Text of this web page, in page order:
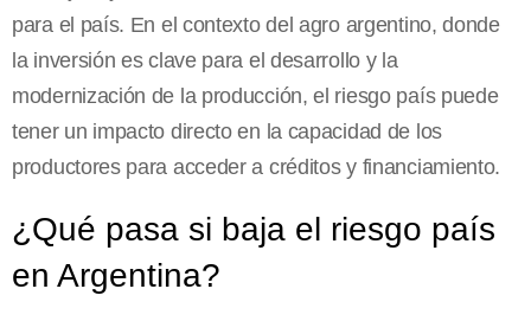
para el país. En el contexto del agro argentino, donde
la inversión es clave para el desarrollo y la
modernización de la producción, el riesgo país puede
tener un impacto directo en la capacidad de los
productores para acceder a créditos y financiamiento.
¿Qué pasa si baja el riesgo país
en Argentina?